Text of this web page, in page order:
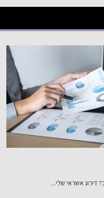
אשראי שלי...